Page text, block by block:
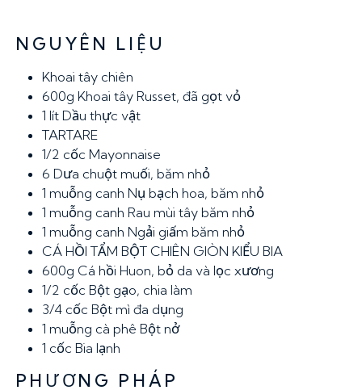
NGUYÊN LIỆU
Khoai tây chiên
600g Khoai tây Russet, đã gọt vỏ
1 lít Dầu thực vật
TARTARE
1/2 cốc Mayonnaise
6 Dưa chuột muối, băm nhỏ
1 muỗng canh Nụ bạch hoa, băm nhỏ
1 muỗng canh Rau mùi tây băm nhỏ
1 muỗng canh Ngải giấm băm nhỏ
CÁ HỒI TẨM BỘT CHIÊN GIÒN KIỂU BIA
600g Cá hồi Huon, bỏ da và lọc xương
1/2 cốc Bột gạo, chia làm
3/4 cốc Bột mì đa dụng
1 muỗng cà phê Bột nở
1 cốc Bia lạnh
PHƯƠNG PHÁP